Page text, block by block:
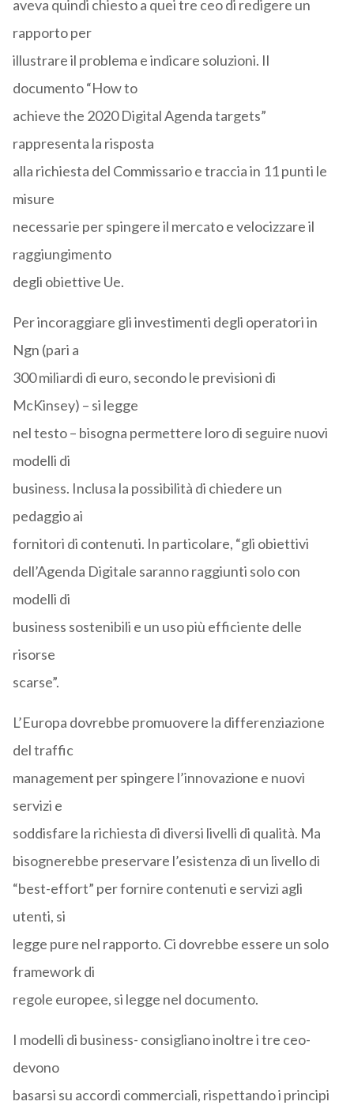
aveva quindi chiesto a quei tre ceo di redigere un
rapporto per
illustrare il problema e indicare soluzioni. Il
documento “How to
achieve the 2020 Digital Agenda targets”
rappresenta la risposta
alla richiesta del Commissario e traccia in 11 punti le
misure
necessarie per spingere il mercato e velocizzare il
raggiungimento
degli obiettive Ue.
Per incoraggiare gli investimenti degli operatori in
Ngn (pari a
300 miliardi di euro, secondo le previsioni di
McKinsey) – si legge
nel testo – bisogna permettere loro di seguire nuovi
modelli di
business. Inclusa la possibilità di chiedere un
pedaggio ai
fornitori di contenuti. In particolare, “gli obiettivi
dell’Agenda Digitale saranno raggiunti solo con
modelli di
business sostenibili e un uso più efficiente delle
risorse
scarse”.
L’Europa dovrebbe promuovere la differenziazione
del traffic
management per spingere l’innovazione e nuovi
servizi e
soddisfare la richiesta di diversi livelli di qualità. Ma
bisognerebbe preservare l’esistenza di un livello di
“best-effort” per fornire contenuti e servizi agli
utenti, si
legge pure nel rapporto. Ci dovrebbe essere un solo
framework di
regole europee, si legge nel documento.
I modelli di business- consigliano inoltre i tre ceo-
devono
basarsi su accordi commerciali, rispettando i principi